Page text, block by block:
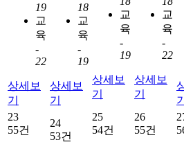
19
교
육
-
22
상세보
기
18
교
육
-
19
상세보
기
교
육
-
19
상세보
기
교
육
-
22
상세보
기
기
23
55건
24
53건
25
54건
26
55건